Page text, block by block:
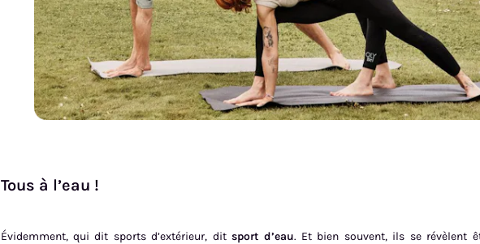
Tous à l’eau !
Évidemment, qui dit sports d’extérieur, ditsport d’eau. Et bien souvent, ils se révèlent